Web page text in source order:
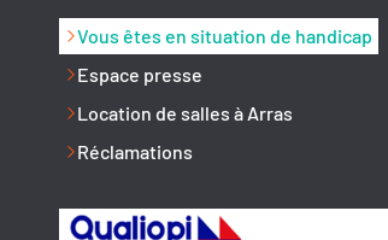
Vous êtes en situation de handicap
Espace presse
Location de salles à Arras
Réclamations